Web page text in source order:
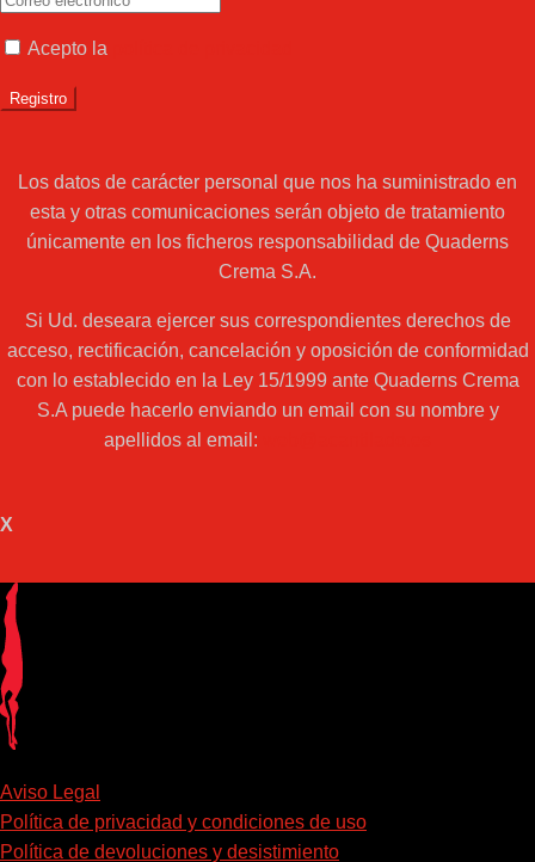
Acepto la
Los datos de carácter personal que nos ha suministrado en
esta y otras comunicaciones serán objeto de tratamiento
únicamente en los ficheros responsabilidad de Quaderns
Crema S.A.
Si Ud. deseara ejercer sus correspondientes derechos de
acceso, rectificación, cancelación y oposición de conformidad
con lo establecido en la Ley 15/1999 ante Quaderns Crema
S.A puede hacerlo enviando un email con su nombre y
apellidos al email:
X
Aviso Legal
Política de privacidad y condiciones de uso
Política de devoluciones y desistimiento